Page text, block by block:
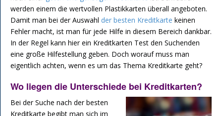
werden einem die wertvollen Plastikkarten überall angeboten.
Damit man bei der Auswahl der besten Kreditkarte keinen
Fehler macht, ist man für jede Hilfe in diesem Bereich dankbar.
In der Regel kann hier ein Kreditkarten Test den Suchenden
eine große Hilfestellung geben. Doch worauf muss man
eigentlich achten, wenn es um das Thema Kreditkarte geht?
Wo liegen die Unterschiede bei Kreditkarten?
Bei der Suche nach der besten
Kreditkarte begibt man sich im